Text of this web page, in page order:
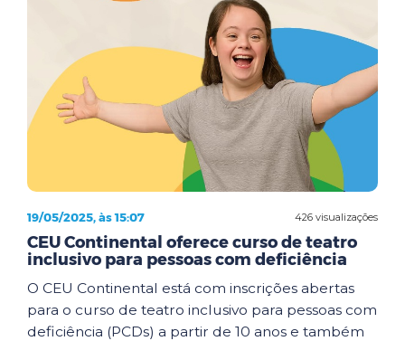
426 visualizações
19/05/2025, às 15:07
CEU Continental oferece curso de teatro
inclusivo para pessoas com deficiência
O CEU Continental está com inscrições abertas
para o curso de teatro inclusivo para pessoas com
deficiência (PCDs) a partir de 10 anos e também